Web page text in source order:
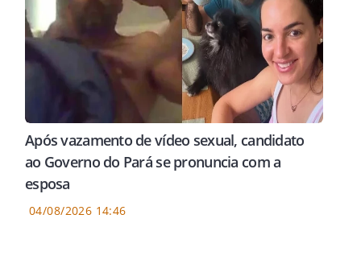
Após vazamento de vídeo sexual, candidato
ao Governo do Pará se pronuncia com a
esposa
04/08/2026 14:46